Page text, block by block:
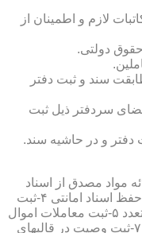
لازم و اطمینان از
سند و ثبت دفتر
سردفتر ذیل ثبت
مطابق مقررات قانونی ۲-ارائه مواد مصدق از اسناد
ثبت شده ۳-تصدیق صحت امضاء،قبول و حفظ اسناد امانتی ۴-ثبت
معاملات شرطی و رهنی در قالب های متعدد ۵-ثبت معاملات اموال
منقول ۶-ثبت معاملات اموال غیر منقول ۷-ثبت وصیت در قالبهای